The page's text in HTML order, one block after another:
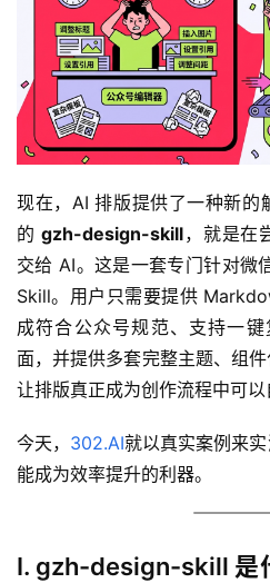
现在，AI 排版提供了一种新的
的 gzh-design-skill，就是在
交给 AI。这是一套专门针对微
Skill。用户只需要提供
成符合公众号规范、支持一
面，并提供多套完整主题、组件
让排版真正成为创作流程中可以
今天， 302.AI就以真实案例来
能成为效率提升的利器。
I. gzh-design-skill 是